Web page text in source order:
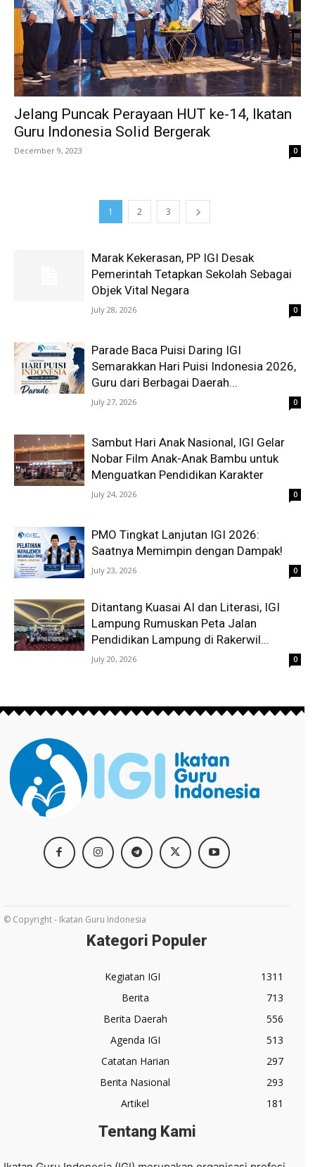
Jelang Puncak Perayaan HUT ke-14, Ikatan
Guru Indonesia Solid Bergerak
December 9, 2023 0
1 2 3
Marak Kekerasan, PP IGI Desak
Pemerintah Tetapkan Sekolah Sebagai
Objek Vital Negara
July 28, 2026 0
Parade Baca Puisi Daring IGI
Semarakkan Hari Puisi Indonesia 2026,
Guru dari Berbagai Daerah...
July 27, 2026 0
Sambut Hari Anak Nasional, IGI Gelar
Nobar Film Anak-Anak Bambu untuk
Menguatkan Pendidikan Karakter
July 24, 2026 0
PMO Tingkat Lanjutan IGI 2026:
Saatnya Memimpin dengan Dampak!
July 23, 2026 0
Ditantang Kuasai AI dan Literasi, IGI
Lampung Rumuskan Peta Jalan
Pendidikan Lampung di Rakerwil...
July 20, 2026 0
© Copyright - Ikatan Guru Indonesia
Kategori Populer
Kegiatan IGI
1311
Berita
713
Berita Daerah
556
Agenda IGI
513
Catatan Harian
297
Berita Nasional
293
Artikel
181
Tentang Kami